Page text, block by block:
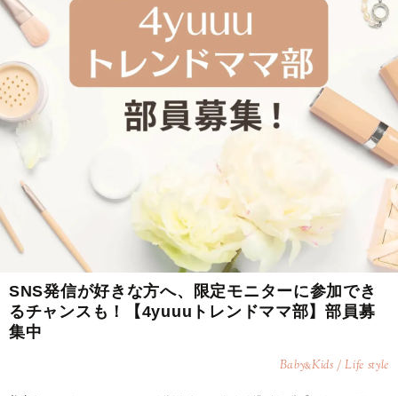
SNS発信が好きな方へ、限定モニターに参加でき
るチャンスも！【4yuuuトレンドママ部】部員募
集中
Baby&Kids / Life style